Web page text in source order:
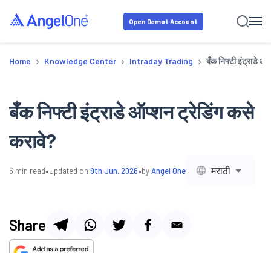
Open Demat Account
Home › Knowledge Center › Intraday Trading › बँक निफ्टी इंट्राडे
बँक निफ्टी इंट्राडे ऑप्शन ट्रेडिंग कसे
करावे?
6 min read•Updated on 9th Jun, 2026•byAngel One मराठी
Share